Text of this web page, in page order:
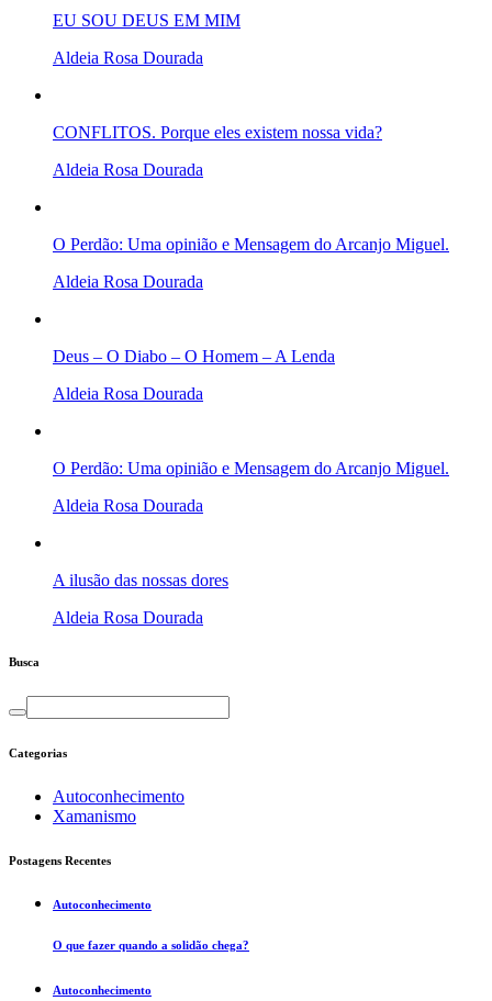
EU SOU DEUS EM MIM
Aldeia Rosa Dourada
CONFLITOS. Porque eles existem nossa vida?
Aldeia Rosa Dourada
O Perdão: Uma opinião e Mensagem do Arcanjo Miguel.
Aldeia Rosa Dourada
Deus – O Diabo – O Homem – A Lenda
Aldeia Rosa Dourada
O Perdão: Uma opinião e Mensagem do Arcanjo Miguel.
Aldeia Rosa Dourada
A ilusão das nossas dores
Aldeia Rosa Dourada
Busca
Categorias
Autoconhecimento
Xamanismo
Postagens Recentes
Autoconhecimento
O que fazer quando a solidão chega?
Autoconhecimento